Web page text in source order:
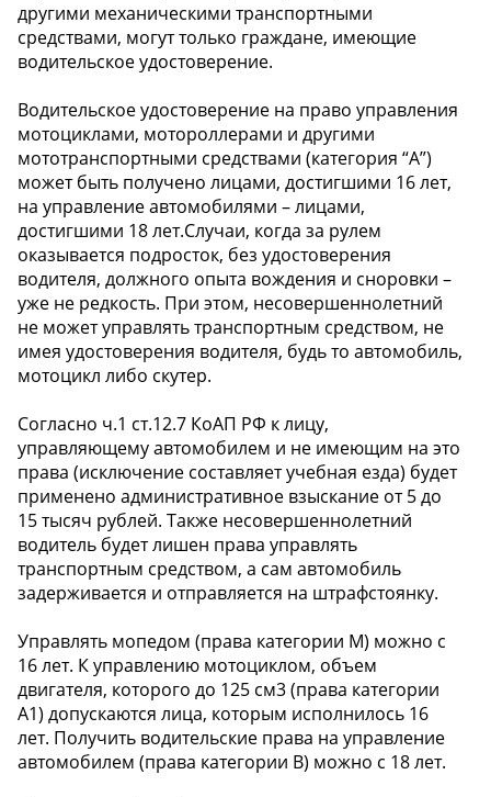
другими механическими транспортными
средствами, могут только граждане, имеющие
водительское удостоверение.
Водительское удостоверение на право управления
мотоциклами, мотороллерами и другими
мототранспортными средствами (категория “А”)
может быть получено лицами, достигшими 16 лет,
на управление автомобилями – лицами,
достигшими 18 лет.Случаи, когда за рулем
оказывается подросток, без удостоверения
водителя, должного опыта вождения и сноровки –
уже не редкость. При этом, несовершеннолетний
не может управлять транспортным средством, не
имея удостоверения водителя, будь то автомобиль,
мотоцикл либо скутер.
Согласно ч.1 ст.12.7 КоАП РФ к лицу,
управляющему автомобилем и не имеющим на это
права (исключение составляет учебная езда) будет
применено административное взыскание от 5 до
15 тысяч рублей. Также несовершеннолетний
водитель будет лишен права управлять
транспортным средством, а сам автомобиль
задерживается и отправляется на штрафстоянку.
Управлять мопедом (права категории М) можно с
16 лет. К управлению мотоциклом, объем
двигателя, которого до 125 см3 (права категории
А1) допускаются лица, которым исполнилось 16
лет. Получить водительские права на управление
автомобилем (права категории В) можно с 18 лет.